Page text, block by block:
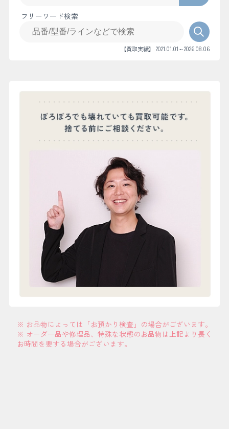
フリーワード検索
【買取実績】 2021.01.01～2026.08.06
※ お品物によっては「お預かり検査」の場合がございます。
※ オーダー品や修理品、特殊な状態のお品物は上記より長く
お時間を要する場合がございます。